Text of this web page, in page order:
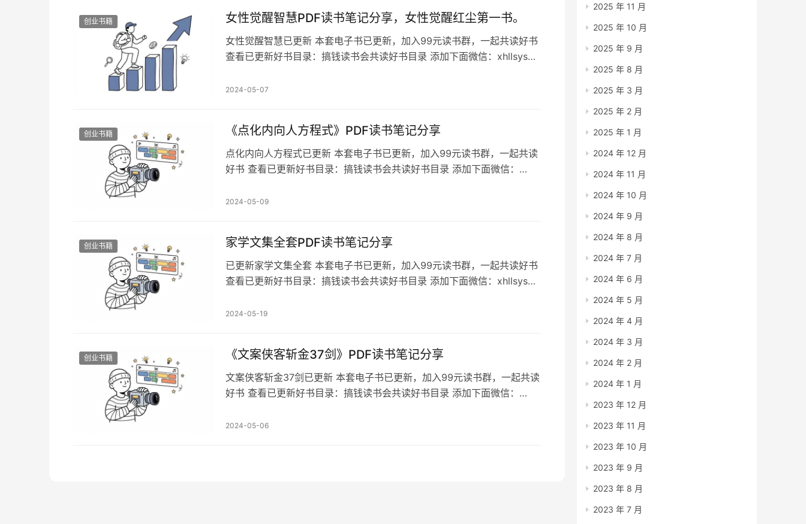
创业书籍 女性觉醒智慧PDF读书笔记分享，女性觉醒红尘第一书。
女性觉醒智慧已更新 本套电子书已更新，加入99元读书群，一起共读好书
查看已更新好书目录：搞钱读书会共读好书目录 添加下面微信：xhllsys88
女性觉醒，女神回归，一个伟大时代的开启！ 日出东方，照耀全球，东方
2024-05-07
创业书籍 《点化内向人方程式》PDF读书笔记分享
点化内向人方程式已更新 本套电子书已更新，加入99元读书群，一起共读
好书 查看已更新好书目录：搞钱读书会共读好书目录 添加下面微信：
个极其内向的人，曾一度害怕与人交流，不敢当众说话，朋友聚会一说话
2024-05-09
创业书籍 家学文集全套PDF读书笔记分享
已更新家学文集全套 本套电子书已更新，加入99元读书群，一起共读好书
查看已更新好书目录：搞钱读书会共读好书目录 添加下面微信：xhllsys88
产投资（含各大城市和学区房，城市分析、外国）2）经济类（含金融，货
2024-05-19
创业书籍 《文案侠客斩金37剑》PDF读书笔记分享
文案侠客斩金37剑已更新 本套电子书已更新，加入99元读书群，一起共读
好书 查看已更新好书目录：搞钱读书会共读好书目录 添加下面微信：
侠客斩金37剑》1套4本——被多位营销大师称为赚钱机器的侠客文案，太
2024-05-06
2025 年 11 月
2025 年 10 月
2025 年 9 月
2025 年 8 月
2025 年 3 月
2025 年 2 月
2025 年 1 月
2024 年 12 月
2024 年 11 月
2024 年 10 月
2024 年 9 月
2024 年 8 月
2024 年 7 月
2024 年 6 月
2024 年 5 月
2024 年 4 月
2024 年 3 月
2024 年 2 月
2024 年 1 月
2023 年 12 月
2023 年 11 月
2023 年 10 月
2023 年 9 月
2023 年 8 月
2023 年 7 月